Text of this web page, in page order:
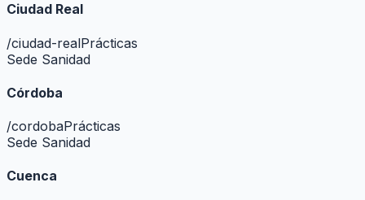
Ciudad Real
/ciudad-realPrácticas
Sede Sanidad
Córdoba
/cordobaPrácticas
Sede Sanidad
Cuenca